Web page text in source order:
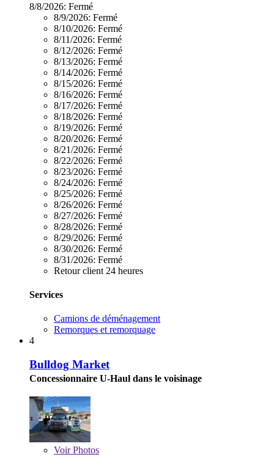
8/8/2026: Fermé
8/9/2026: Fermé
8/10/2026: Fermé
8/11/2026: Fermé
8/12/2026: Fermé
8/13/2026: Fermé
8/14/2026: Fermé
8/15/2026: Fermé
8/16/2026: Fermé
8/17/2026: Fermé
8/18/2026: Fermé
8/19/2026: Fermé
8/20/2026: Fermé
8/21/2026: Fermé
8/22/2026: Fermé
8/23/2026: Fermé
8/24/2026: Fermé
8/25/2026: Fermé
8/26/2026: Fermé
8/27/2026: Fermé
8/28/2026: Fermé
8/29/2026: Fermé
8/30/2026: Fermé
8/31/2026: Fermé
Retour client 24 heures
Services
Camions de déménagement
Remorques et remorquage
4
Bulldog Market
Concessionnaire U-Haul dans le voisinage
VoirPhotos